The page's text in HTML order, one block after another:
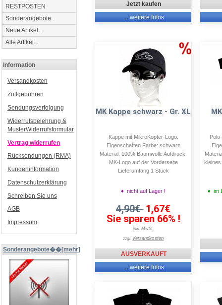
RESTPOSTEN
Sonderangebote...
Neue Artikel...
Alle Artikel...
Information
Versandkosten
Zollgebühren
Sendungsverfolgung
Widerrufsbelehrung &
MusterWiderrufsformular
Vertrag widerrufen
Rücksendungen (RMA)
Kundeninformation
Datenschutzerklärung
Schreiben Sie uns
AGB
Impressum
Sonderangebote��[mehr]
Jetzt kaufen
... weitere Infos
MK Kappe schwarz - Gr. XL
Kappe mit MikroKopter-Logo.
Eigenschaften Farbe: schwarz
Material: 100% Baumwolle Aufdruck:
MK-Logo auf der Vorderseite
Lieferumfang 1 Stück
♦ nicht auf Lager !
4,90€ 1,67€
Sie sparen 66% !
inkl. MwSt,
zzgl. Versandkosten
AUSVERKAUFT
... weitere Infos
♦ im